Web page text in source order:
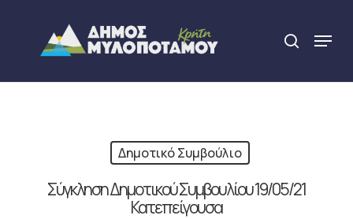
content
search
Menu
Δημοτικό Συμβούλιο
Σύγκληση Δημοτικού Συμβουλίου 19/05/21
Κατεπείγουσα
Close